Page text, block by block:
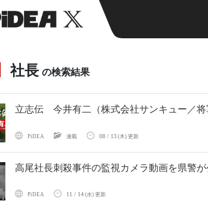
社長 の検索結果
立志伝 今井有二（株式会社サンキュー／将
PiDEA 連載 08 / 13(木) 更新
高尾社長刺殺事件の監視カメラ動画を県警が
PiDEA 11 / 14(水) 更新